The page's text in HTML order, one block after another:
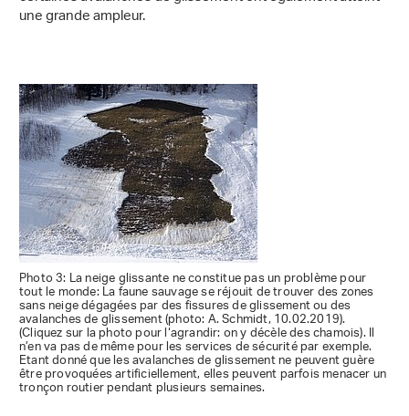
une grande ampleur.
Photo 3: La neige glissante ne constitue pas un problème pour
tout le monde: La faune sauvage se réjouit de trouver des zones
sans neige dégagées par des fissures de glissement ou des
avalanches de glissement (photo: A. Schmidt, 10.02.2019).
(Cliquez sur la photo pour l‘agrandir: on y décèle des chamois). Il
n’en va pas de même pour les services de sécurité par exemple.
Etant donné que les avalanches de glissement ne peuvent guère
être provoquées artificiellement, elles peuvent parfois menacer un
tronçon routier pendant plusieurs semaines.